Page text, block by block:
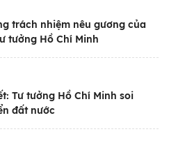
văn, là giá trị bền vững
thời đại của tư tưởng
ấy không chỉ soi sáng
lập, thống nhất đất
mà còn tiếp tục soi
toàn vẹn chủ quyền,
trách nhiệm nêu gương của
tưởng Hồ Chí Minh
Tư tưởng Hồ Chí Minh soi
đất nước